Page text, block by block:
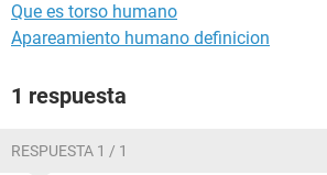
Que es torso humano
Apareamiento humano definicion
1 respuesta
RESPUESTA 1 / 1